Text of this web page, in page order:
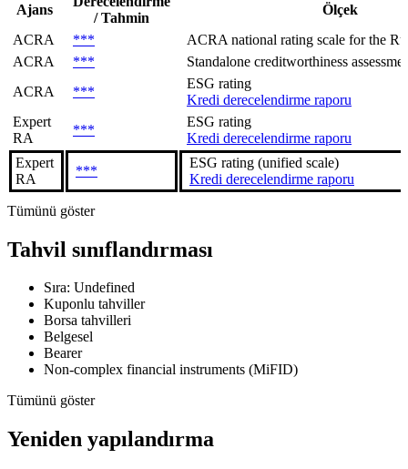
Ajans
/ Tahmin
Ölçek
ACRA
***
ACRA national rating scale for the
ACRA
***
Standalone creditworthiness
ACRA
***
ESG rating
Kredi derecelendirme raporu
Expert
RA
***
ESG rating
Kredi derecelendirme raporu
Expert
RA
***
ESG rating (unified scale)
Kredi derecelendirme raporu
Tümünü göster
Tahvil sınıflandırması
Sıra: Undefined
Kuponlu tahviller
Borsa tahvilleri
Belgesel
Bearer
Non-complex financial instruments (MiFID)
Tümünü göster
Yeniden yapılandırma